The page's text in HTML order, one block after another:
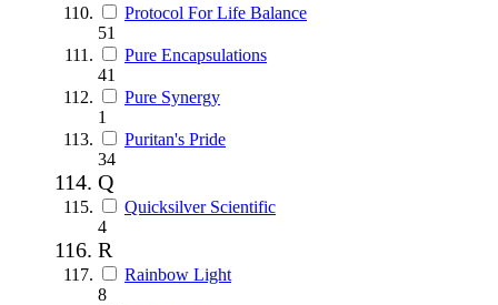
Protocol For Life Balance
51
Pure Encapsulations
41
Pure Synergy
1
Puritan's Pride
34
Q
Quicksilver Scientific
4
R
Rainbow Light
8